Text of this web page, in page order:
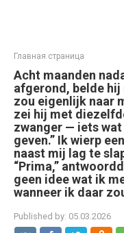
Главная страница
Acht maanden
afgerond, belde hij
zou eigenlijk naar
zei hij met
zwanger — iets
geven.” Ik wierp
naast mij lag te
“Prima,”
geen idee wat ik
wanneer ik daar
Published by: 05.03.2026